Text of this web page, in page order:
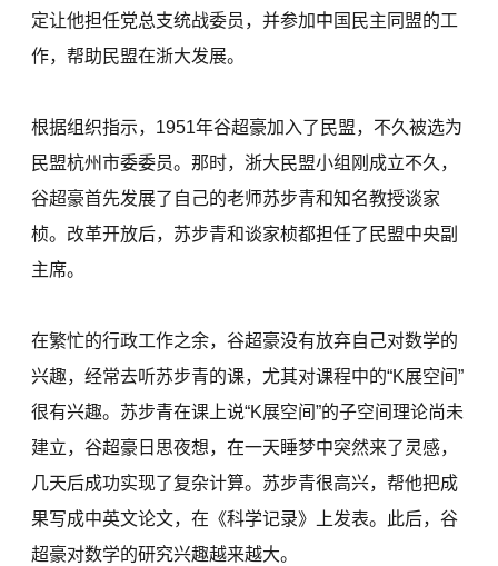
定让他担任党总支统战委员，并参加中国民主同盟的工
作，帮助民盟在浙大发展。
根据组织指示，1951年谷超豪加入了民盟，不久被选为
民盟杭州市委委员。那时，浙大民盟小组刚成立不久，
谷超豪首先发展了自己的老师苏步青和知名教授谈家
桢。改革开放后，苏步青和谈家桢都担任了民盟中央副
主席。
在繁忙的行政工作之余，谷超豪没有放弃自己对数学的
兴趣，经常去听苏步青的课，尤其对课程中的“K展空间”
很有兴趣。苏步青在课上说“K展空间”的子空间理论尚未
建立，谷超豪日思夜想，在一天睡梦中突然来了灵感，
几天后成功实现了复杂计算。苏步青很高兴，帮他把成
果写成中英文论文，在《科学记录》上发表。此后，谷
超豪对数学的研究兴趣越来越大。